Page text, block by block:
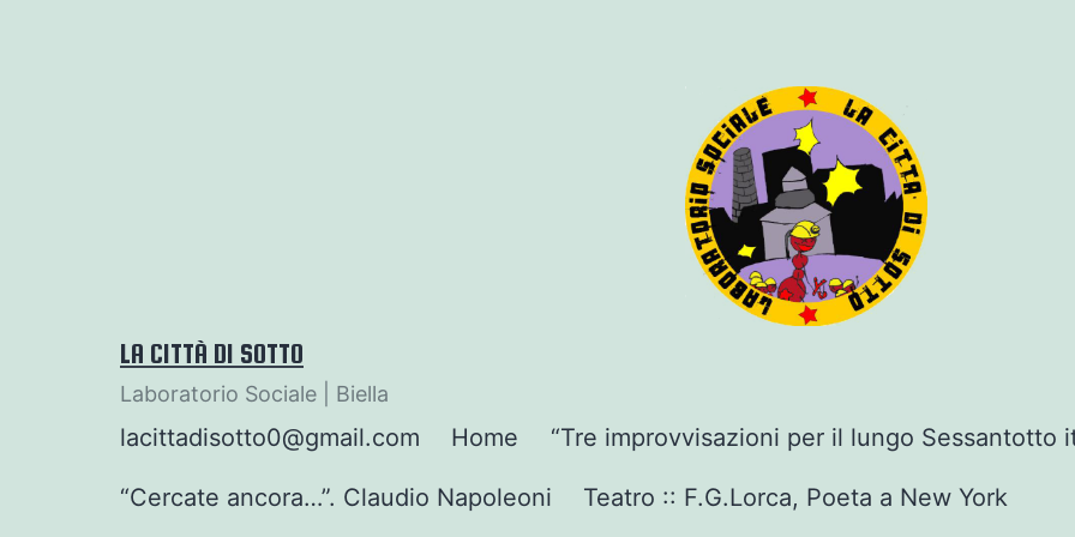
LA CITTÀ DI SOTTO
Laboratorio Sociale | Biella
lacittadisotto0@gmail.com Home “Tre improvvisazioni per il lungo Sessantotto
“Cercate ancora…”. Claudio Napoleoni Teatro :: F.G.Lorca, Poeta a New York